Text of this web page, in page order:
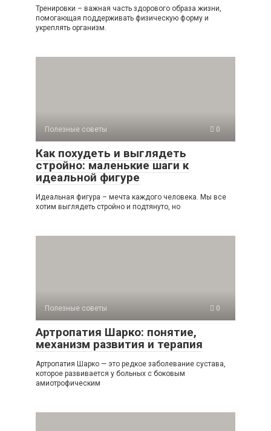
Тренировки – важная часть здорового образа жизни,
помогающая поддерживать физическую форму и
укреплять организм.
Полезные советы 0
Как похудеть и выглядеть
стройно: маленькие шаги к
идеальной фигуре
Идеальная фигура – мечта каждого человека. Мы все
хотим выглядеть стройно и подтянуто, но
Полезные советы 0
Артропатия Шарко: понятие,
механизм развития и терапия
Артропатия Шарко — это редкое заболевание сустава,
которое развивается у больных с боковым
амиотрофическим